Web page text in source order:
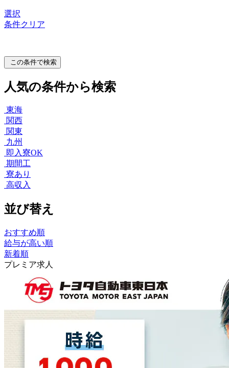
選択
条件クリア
この条件で検索
人気の条件から検索
東海
関西
関東
九州
即入寮OK
期間工
寮あり
高収入
並び替え
おすすめ順
給与が高い順
新着順
プレミア求人